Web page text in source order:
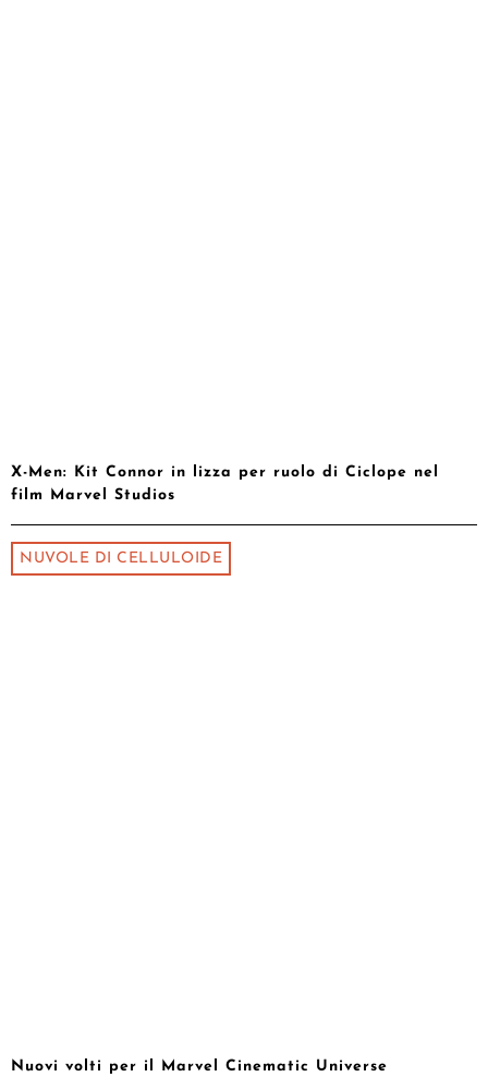
X-Men: Kit Connor in lizza per ruolo di Ciclope nel
film Marvel Studios
NUVOLE DI CELLULOIDE
Nuovi volti per il Marvel Cinematic Universe